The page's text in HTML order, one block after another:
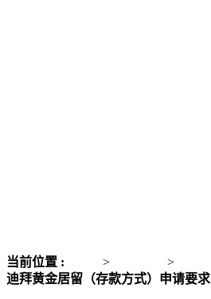
当前位置 : > >
迪拜黄金居留（存款方式）申请要求